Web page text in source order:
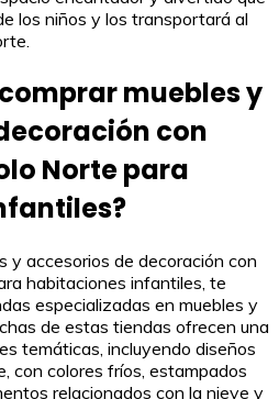
los niños y los transportará al
muebles y
con
Norte para
y accesorios de decoración con
habitaciones infantiles, te
especializadas en muebles y
de estas tiendas ofrecen una
temáticas, incluyendo diseños
con colores fríos, estampados
relacionados con la nieve y